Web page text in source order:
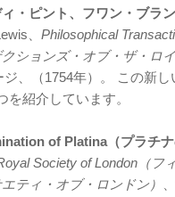
・ピント、フワン・ブラ
、 Philosophical
ションズ・オブ・ザ・ロ
ジ、（1754年）。 この新
を紹介しています。
of Platina（プラチナ
Society of London（
ティ・オブ・ロンドン）